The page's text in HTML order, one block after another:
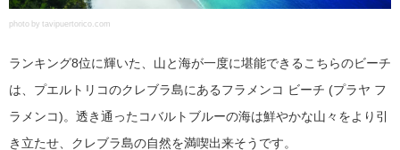
photo by tavipuertorico.com
ランキング8位に輝いた、山と海が一度に堪能できるこちらのビーチ
は、プエルトリコのクレブラ島にあるフラメンコ ビーチ (プラヤ フ
ラメンコ)。透き通ったコバルトブルーの海は鮮やかな山々をより引
き立たせ、クレブラ島の自然を満喫出来そうです。